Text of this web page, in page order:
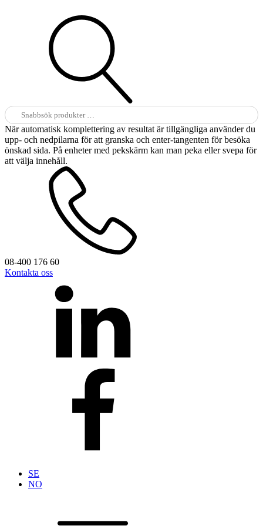
Sök
efter:
När automatisk komplettering av resultat är tillgängliga använder du
upp- och nedpilarna för att granska och enter-tangenten för besöka
önskad sida. På enheter med pekskärm kan man peka eller svepa för
att välja innehåll.
08-400 176 60
Kontakta oss
SE
NO